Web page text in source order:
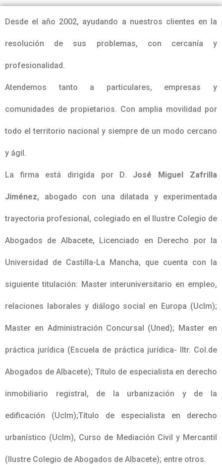
Desde el año 2002, ayudando a nuestros clientes en la
resolución de sus problemas, con cercanía y
profesionalidad.
Atendemos tanto a particulares, empresas y
comunidades de propietarios. Con amplia movilidad por
todo el territorio nacional y siempre de un modo cercano
y ágil.
La firma está dirigida por D. José Miguel Zafrilla
Jiménez, abogado con una dilatada y experimentada
trayectoria profesional, colegiado en el Ilustre Colegio de
Abogados de Albacete, Licenciado en Derecho por la
Universidad de Castilla-La Mancha, que cuenta con la
siguiente titulación: Master interuniversitario en empleo,
relaciones laborales y diálogo social en Europa (Uclm);
Master en Administración Concursal (Uned); Master en
práctica jurídica (Escuela de práctica jurídica- Iltr. Col.de
Abogados de Albacete); Título de especialista en derecho
inmobiliario registral, de la urbanización y de la
edificación (Uclm);Título de especialista en derecho
urbanístico (Uclm), Curso de Mediación Civil y Mercantil
(Ilustre Colegio de Abogados de Albacete); entre otros.